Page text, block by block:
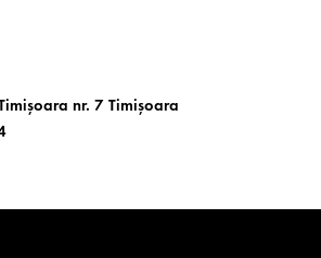
nr. 7 Timișoara